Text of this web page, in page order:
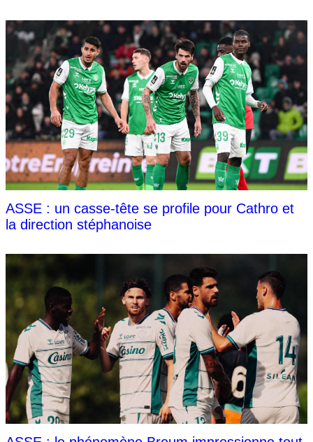
ASSE : un casse-tête se profile pour Cathro et
la direction stéphanoise